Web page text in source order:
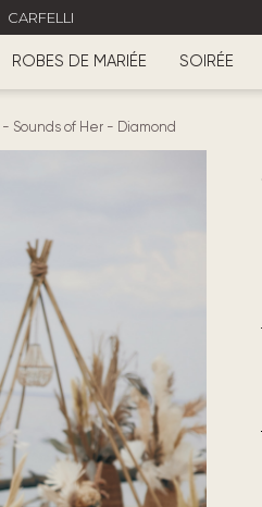
CARFELLI
ROBES DE MARIÉE SOIRÉE
- Sounds of Her - Diamond